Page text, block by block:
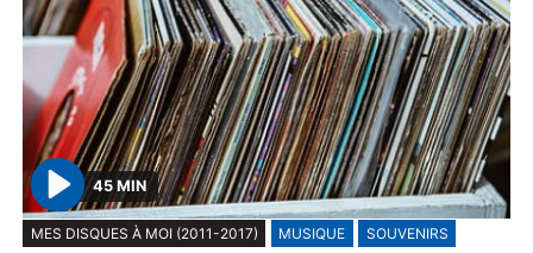
P
l
45 MIN
MES DISQUES À MOI (2011-2017) MUSIQUE SOUVENIRS